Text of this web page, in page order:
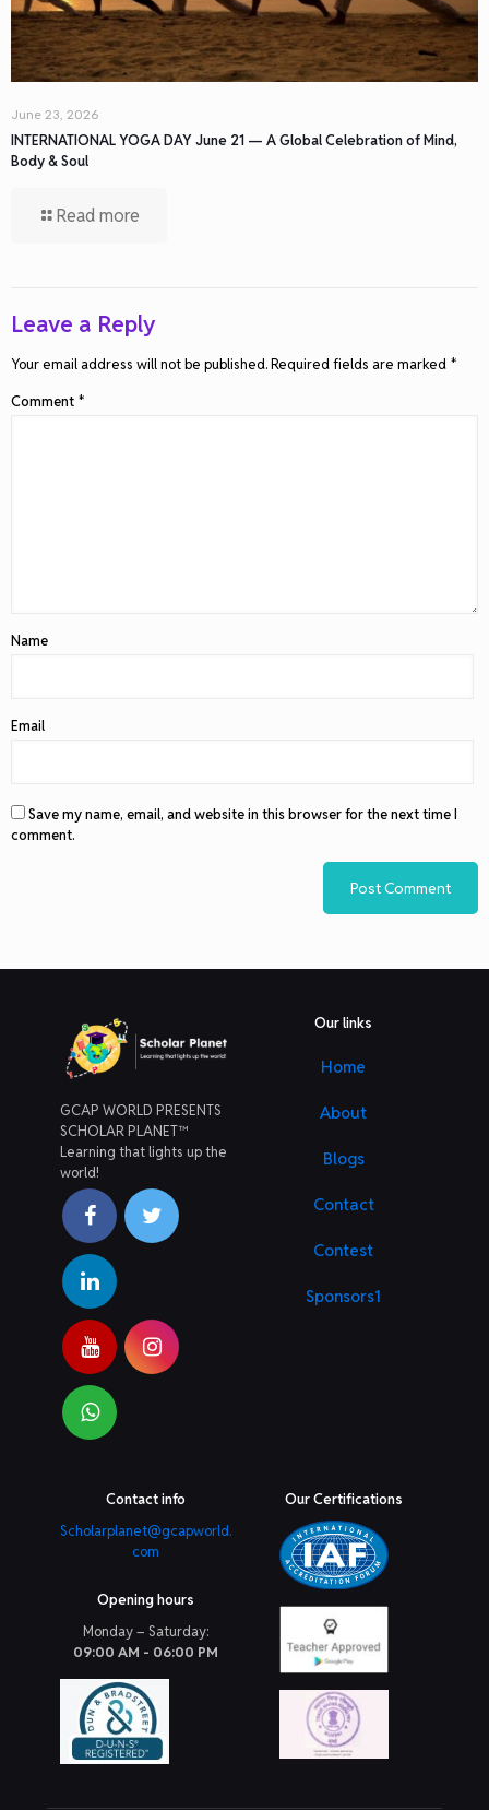
June 23, 2026
INTERNATIONAL YOGA DAY June 21 — A Global Celebration of Mind,
Body & Soul
Read more
Leave a Reply
Your email address will not be published.Required fields are marked *
Comment *
Name
Email
Save my name, email, and website in this browser for the next time I
comment.
GCAP WORLD PRESENTS
SCHOLAR PLANET™
Learning that lights up the
world!
Our links
Home
About
Blogs
Contact
Contest
Sponsors1
Contact info
Scholarplanet@gcapworld.
com
Opening hours
Monday – Saturday:
09:00 AM - 06:00 PM
Our Certifications